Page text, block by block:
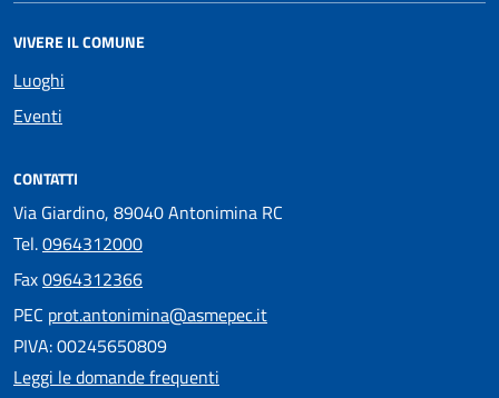
VIVERE IL COMUNE
Luoghi
Eventi
CONTATTI
Via Giardino, 89040 Antonimina RC
Tel.0964312000
Fax0964312366
PEC prot.antonimina@asmepec.it
PIVA: 00245650809
Leggi le domande frequenti